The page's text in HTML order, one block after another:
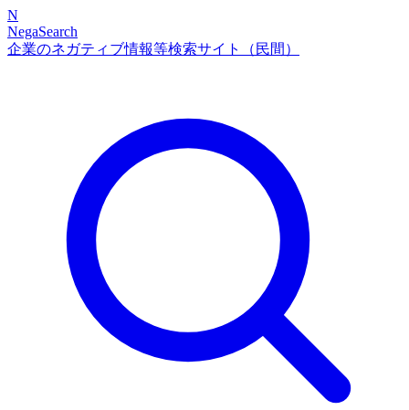
N
NegaSearch
企業のネガティブ情報等検索サイト（民間）